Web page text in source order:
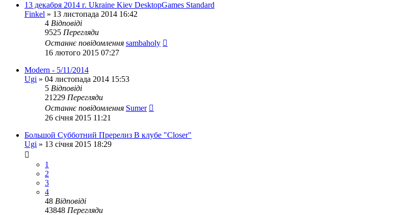
13 декабря 2014 г. Ukraine Kiev DesktopGames Standard
Finkel » 13 листопада 2014 16:42
4 Відповіді
9525 Перегляди
Останнє повідомлення sambaholy
16 лютого 2015 07:27
Modern - 5/11/2014
Ugi » 04 листопада 2014 15:53
5 Відповіді
21229 Перегляди
Останнє повідомлення Sumer
26 січня 2015 11:21
Большой Субботний Пререлиз В клубе "Closer"
Ugi » 13 січня 2015 18:29
1
2
3
4
48 Відповіді
43848 Перегляди